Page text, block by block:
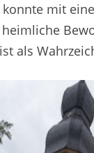
mit
als